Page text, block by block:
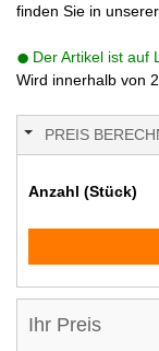
finden Sie in
Der Artikel ist auf
Wird innerhalb von
PREIS
Anzahl (Stück)
Ihr Preis